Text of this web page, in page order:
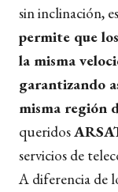
sin inclinación,
permite que
la misma
garantizando
misma región
queridos
servicios de
A diferencia de